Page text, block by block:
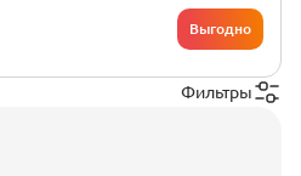
Выгодно
Фильтры